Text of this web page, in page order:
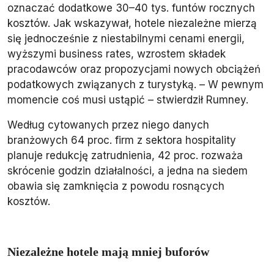
oznaczać dodatkowe 30–40 tys. funtów rocznych
kosztów. Jak wskazywał, hotele niezależne mierzą
się jednocześnie z niestabilnymi cenami energii,
wyższymi business rates, wzrostem składek
pracodawców oraz propozycjami nowych obciążeń
podatkowych związanych z turystyką. – W pewnym
momencie coś musi ustąpić – stwierdził Rumney.
Według cytowanych przez niego danych
branżowych 64 proc. firm z sektora hospitality
planuje redukcję zatrudnienia, 42 proc. rozważa
skrócenie godzin działalności, a jedna na siedem
obawia się zamknięcia z powodu rosnących
kosztów.
Niezależne hotele mają mniej buforów